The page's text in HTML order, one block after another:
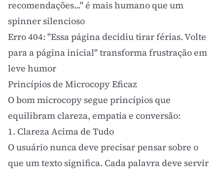
recomendações..." é mais humano que um
spinner silencioso
Erro 404: "Essa página decidiu tirar férias. Volte
para apágina inicial" transforma frustração em
leve humor
Princípios de Microcopy Eficaz
O bom microcopy segue princípios que
equilibram clareza, empatia e conversão:
1. Clareza Acima de Tudo
O usuário nunca deve precisar pensar sobre o
que um texto significa. Cada palavra deve servir